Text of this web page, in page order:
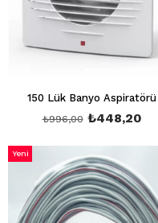
150 Lük Banyo Aspiratörü
₺448,20
₺996,00
Yeni